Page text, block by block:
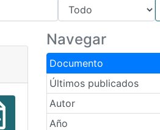
Navegar
Documento
Últimos publicados
Autor
Año